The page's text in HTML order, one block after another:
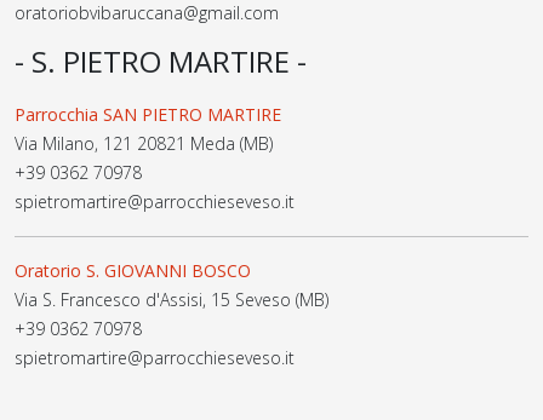
oratoriobvibaruccana@gmail.com
- S. PIETRO MARTIRE -
Parrocchia SAN PIETRO MARTIRE
Via Milano, 121 20821 Meda (MB)
+39 0362 70978
spietromartire@parrocchieseveso.it
Oratorio S. GIOVANNI BOSCO
Via S. Francesco d'Assisi, 15 Seveso (MB)
+39 0362 70978
spietromartire@parrocchieseveso.it